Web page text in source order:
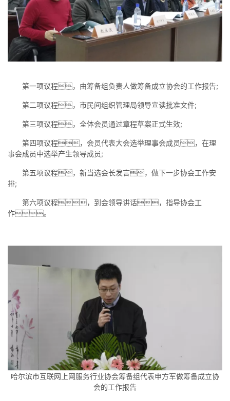
第一项议程，由筹备组负责人做筹备成立协会的工作报告;
第二项议程，市民间组织管理局领导宣读批准文件;
第三项议程，全体会员通过章程草案正式生效;
第四项议程，会员代表大会选举理事会成员，在理
事会成员中选举产生领导成员;
第五项议程，新当选会长发言，做下一步协会工作安
排;
第六项议程，到会领导讲话，指导协会工
作。
哈尔滨市互联网上网服务行业协会筹备组代表申方军做筹备成立协
会的工作报告